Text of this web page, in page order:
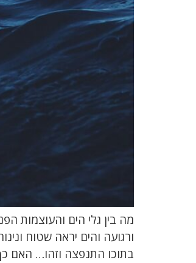
מה בין גלי הים והעוצמות
ורגועה והים יראה שטוח
בתוכו התנפצה וזהו… האם